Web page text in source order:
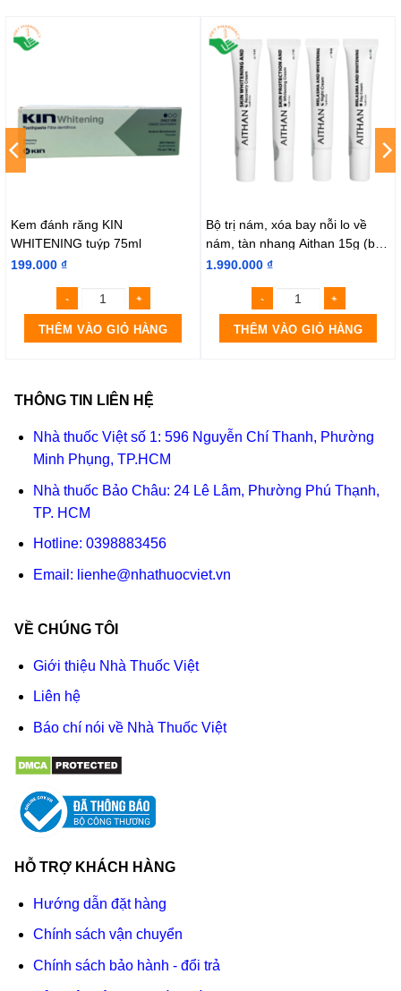
Kem đánh răng KIN
WHITENING tuýp 75ml
199.000 ₫
THÊM VÀO GIỎ HÀNG
Bộ trị nám, xóa bay nỗi lo về
nám, tàn nhang Aithan 15g (bộ
4 tuýp 15g)
1.990.000 ₫
THÊM VÀO GIỎ HÀNG
THÔNG TIN LIÊN HỆ
Nhà thuốc Việt số 1: 596 Nguyễn Chí Thanh, Phường
Minh Phụng, TP.HCM
Nhà thuốc Bảo Châu: 24 Lê Lâm, Phường Phú Thạnh,
TP. HCM
Hotline: 0398883456
Email: lienhe@nhathuocviet.vn
VỀ CHÚNG TÔI
Giới thiệu Nhà Thuốc Việt
Liên hệ
Báo chí nói về Nhà Thuốc Việt
HỖ TRỢ KHÁCH HÀNG
Hướng dẫn đặt hàng
Chính sách vận chuyển
Chính sách bảo hành - đổi trả